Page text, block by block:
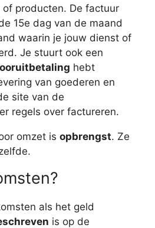
producten. De factuur
15e dag van de maand
waarin je jouw dienst of
Je stuurt ook een
hebt
van goederen en
site van de
regels over factureren.
omzet is opbrengst. Ze
als het geld
is op de